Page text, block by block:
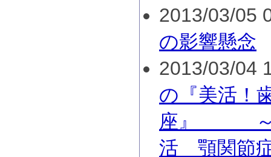
2013/03/05
の影響懸念
2013/03/04
の『美活！
座』 ～美
活 顎関節